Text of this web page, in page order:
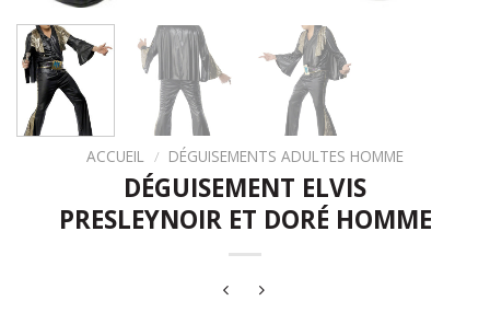
ACCUEIL / DÉGUISEMENTS ADULTES HOMME
DÉGUISEMENT ELVIS
PRESLEYNOIR ET DORÉ HOMME